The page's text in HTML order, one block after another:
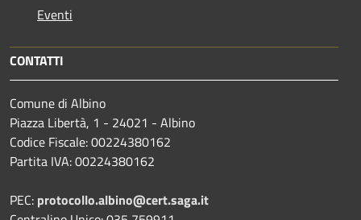
Eventi
CONTATTI
Comune di Albino
Piazza Libertà, 1 - 24021 - Albino
Codice Fiscale: 00224380162
Partita IVA: 00224380162
PEC: protocollo.albino@cert.saga.it